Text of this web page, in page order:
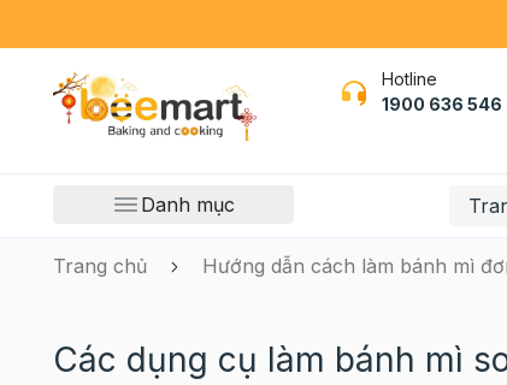
Hotline
1900 636 546
Danh mục
Trang chủ Hướng dẫn cách làm bánh mì
Các dụng cụ làm bánh mì